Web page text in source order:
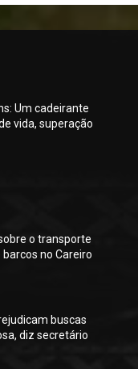
Um cadeirante
vida, superação
o transporte
no Careiro
buscas
diz secretário